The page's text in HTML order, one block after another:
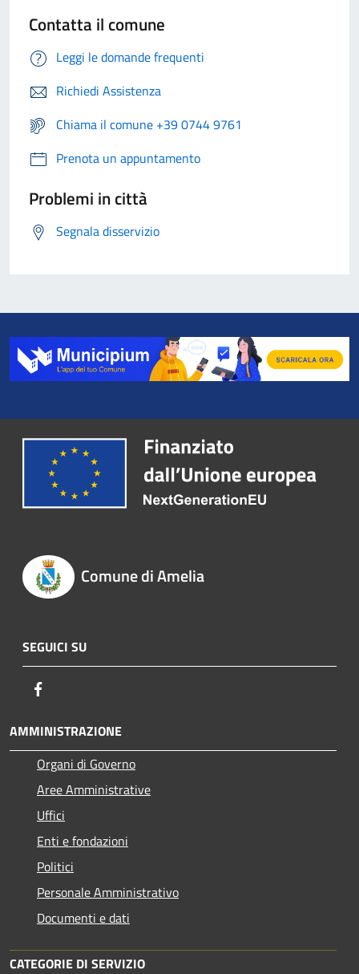
Contatta il comune
Leggi le domande frequenti
Richiedi Assistenza
Chiama il comune +39 0744 9761
Prenota un appuntamento
Problemi in città
Segnala disservizio
Comune di Amelia
SEGUICI SU
AMMINISTRAZIONE
Organi di Governo
Aree Amministrative
Uffici
Enti e fondazioni
Politici
Personale Amministrativo
Documenti e dati
CATEGORIE DI SERVIZIO